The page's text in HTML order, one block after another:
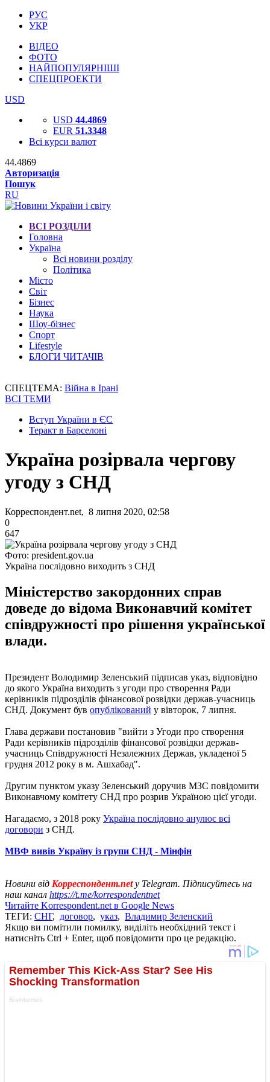
РУС
УКР
ВІДЕО
ФОТО
НАЙПОПУЛЯРНІШІ
СПЕЦПРОЕКТИ
USD
USD 44.4869
EUR 51.3348
Всі курси валют
44.4869
Авторизація
Пошук
RU
ВСІ РОЗДІЛИ
Головна
Україна
Всі новини розділу
Політика
Місто
Світ
Бізнес
Наука
Шоу-бізнес
Спорт
Lifestyle
БЛОГИ ЧИТАЧІВ
СПЕЦТЕМА: Війна в Ірані
ВСІ ТЕМИ
Вступ України в ЄС
Теракт в Барселоні
Україна розірвала чергову
угоду з СНД
Корреспондент.net, 8 липня 2020, 02:58
0
647
Фото: president.gov.ua
Україна послідовно виходить з СНД
Міністерство закордонних справ
доведе до відома Виконавчий комітет
співдружності про рішення української
влади.
Президент Володимир Зеленський підписав указ, відповідно
до якого Україна виходить з угоди про створення Ради
керівників підрозділів фінансової розвідки держав-учасниць
СНД. Документ був опублікований у вівторок, 7 липня.
Глава держави постановив "вийти з Угоди про створення
Ради керівників підрозділів фінансової розвідки держав-
учасниць Співдружності Незалежних Держав, укладеної 5
грудня 2012 року в м. Ашхабад".
Другим пунктом указу Зеленський доручив МЗС повідомити
Виконавчому комітету СНД про розрив Україною цієї угоди.
Нагадаємо, з 2018 року Україна послідовно анулює всі
договори з СНД.
МВФ вивів Україну із групи СНД - Мінфін
Новини від Корреспондент.netу Telegram. Підписуйтесь на
наш канал https://t.me/korrespondentnet
Читайте Korrespondent.net в Google News
ТЕГИ: СНГ, договор, указ, Владимир Зеленский
Якщо ви помітили помилку, виділіть необхідний текст і
натисніть Ctrl + Enter, щоб повідомити про це редакцію.